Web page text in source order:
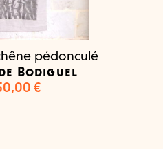
pédonculé
Bodiguel
€